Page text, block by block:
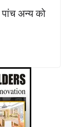
अन्य को